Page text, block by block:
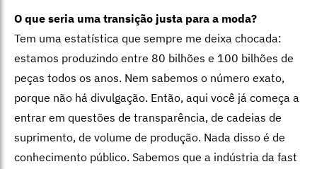
O que seria uma transição justa para a moda?
Tem uma estatística que sempre me deixa chocada:
estamos produzindo entre 80 bilhões e 100 bilhões de
peças todos os anos. Nem sabemos o número exato,
porque não há divulgação. Então, aqui você já começa a
entrar em questões de transparência, de cadeias de
suprimento, de volume de produção. Nada disso é de
conhecimento público. Sabemos que a indústria da fast